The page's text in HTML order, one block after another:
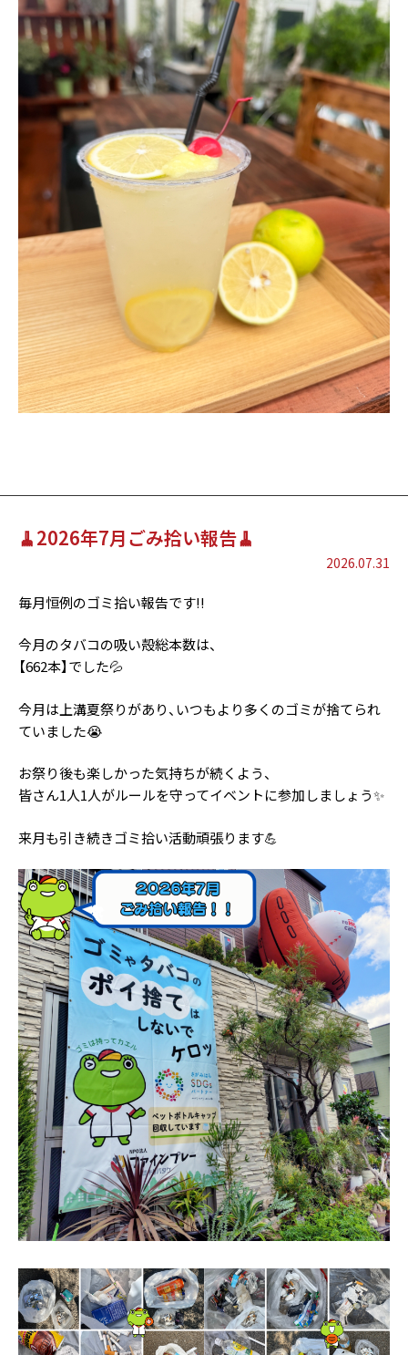
🧹2026年7月ごみ拾い報告🧹
2026.07.31
毎月恒例のゴミ拾い報告です!!
今月のタバコの吸い殻総本数は、
【662本】でした💦
今月は上溝夏祭りがあり、いつもより多くのゴミが捨てられ
ていました😭
お祭り後も楽しかった気持ちが続くよう、
皆さん1人1人がルールを守ってイベントに参加しましょう✨
来月も引き続きゴミ拾い活動頑張ります💪